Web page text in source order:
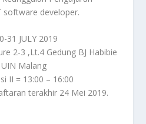
software developer.
31 JULY 2019
2-3 ,Lt.4 Gedung BJ Habibie
Malang
II = 13:00 – 16:00
terakhir 24 Mei 2019.